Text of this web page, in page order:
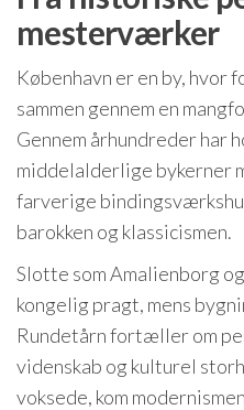
mesterværker
København er en by, hvor
sammen gennem en
Gennem århundreder har
middelalderlige bykerner
farverige
barokken og klassicismen.
Slotte som Amalienborg
kongelig pragt, mens
Rundetårn fortæller om
videnskab og kulturel
voksede, kom